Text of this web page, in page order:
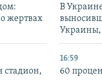
жертвах
В
Украины,
стадион,
16:59
60